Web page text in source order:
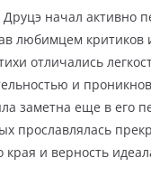
начал активно
любимцем критиков
отличались
и
заметна еще в его
прославлялась
края и верность